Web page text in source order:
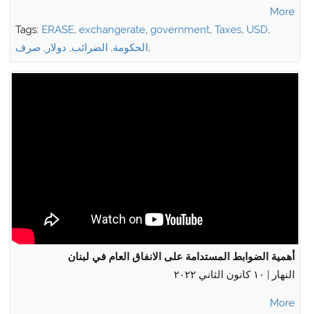
More
Tags: ERASE, exchangerate, government, Taxes, USD,
الحكومة, الضرائب, دولار , صرف ,
أهمية الضوابط المستدامة على الانفاق العام في لبنان
النهار | ١٠ كانون الثاني ٢٠٢٢
More